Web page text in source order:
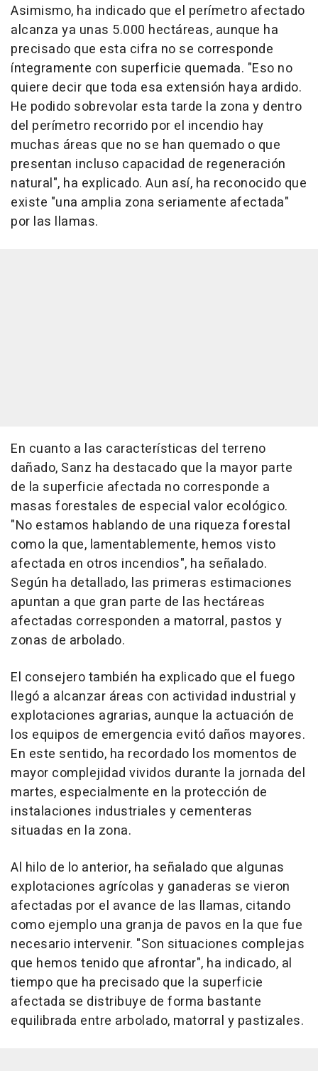
Asimismo, ha indicado que el perímetro afectado
alcanza ya unas 5.000 hectáreas, aunque ha
precisado que esta cifra no se corresponde
íntegramente con superficie quemada. "Eso no
quiere decir que toda esa extensión haya ardido.
He podido sobrevolar esta tarde la zona y dentro
del perímetro recorrido por el incendio hay
muchas áreas que no se han quemado o que
presentan incluso capacidad de regeneración
natural", ha explicado. Aun así, ha reconocido que
existe "una amplia zona seriamente afectada"
por las llamas.
En cuanto a las características del terreno
dañado, Sanz ha destacado que la mayor parte
de la superficie afectada no corresponde a
masas forestales de especial valor ecológico.
"No estamos hablando de una riqueza forestal
como la que, lamentablemente, hemos visto
afectada en otros incendios", ha señalado.
Según ha detallado, las primeras estimaciones
apuntan a que gran parte de las hectáreas
afectadas corresponden a matorral, pastos y
zonas de arbolado.
El consejero también ha explicado que el fuego
llegó a alcanzar áreas con actividad industrial y
explotaciones agrarias, aunque la actuación de
los equipos de emergencia evitó daños mayores.
En este sentido, ha recordado los momentos de
mayor complejidad vividos durante la jornada del
martes, especialmente en la protección de
instalaciones industriales y cementeras
situadas en la zona.
Al hilo de lo anterior, ha señalado que algunas
explotaciones agrícolas y ganaderas se vieron
afectadas por el avance de las llamas, citando
como ejemplo una granja de pavos en la que fue
necesario intervenir. "Son situaciones complejas
que hemos tenido que afrontar", ha indicado, al
tiempo que ha precisado que la superficie
afectada se distribuye de forma bastante
equilibrada entre arbolado, matorral y pastizales.